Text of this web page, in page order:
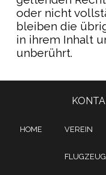
oder nicht
bleiben die
in ihrem Inhalt
unberührt.
HOME VEREIN